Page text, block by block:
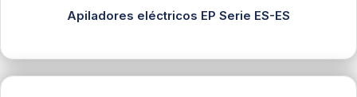
Apiladores eléctricos EP Serie ES-ES